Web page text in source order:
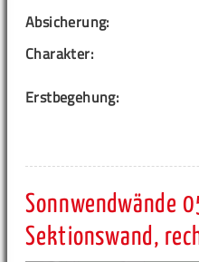
Absicherung:
Charakter:
Erstbegehung:
Sonnwendwände
Sektionswand,